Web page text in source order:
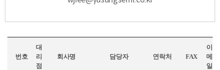
번호
대
리
점
회사명 담당자 연락처 FAX
이
메
일